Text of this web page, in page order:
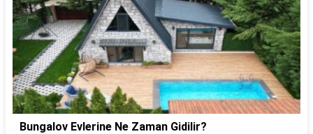
Bungalov Evlerine Ne Zaman Gidilir?